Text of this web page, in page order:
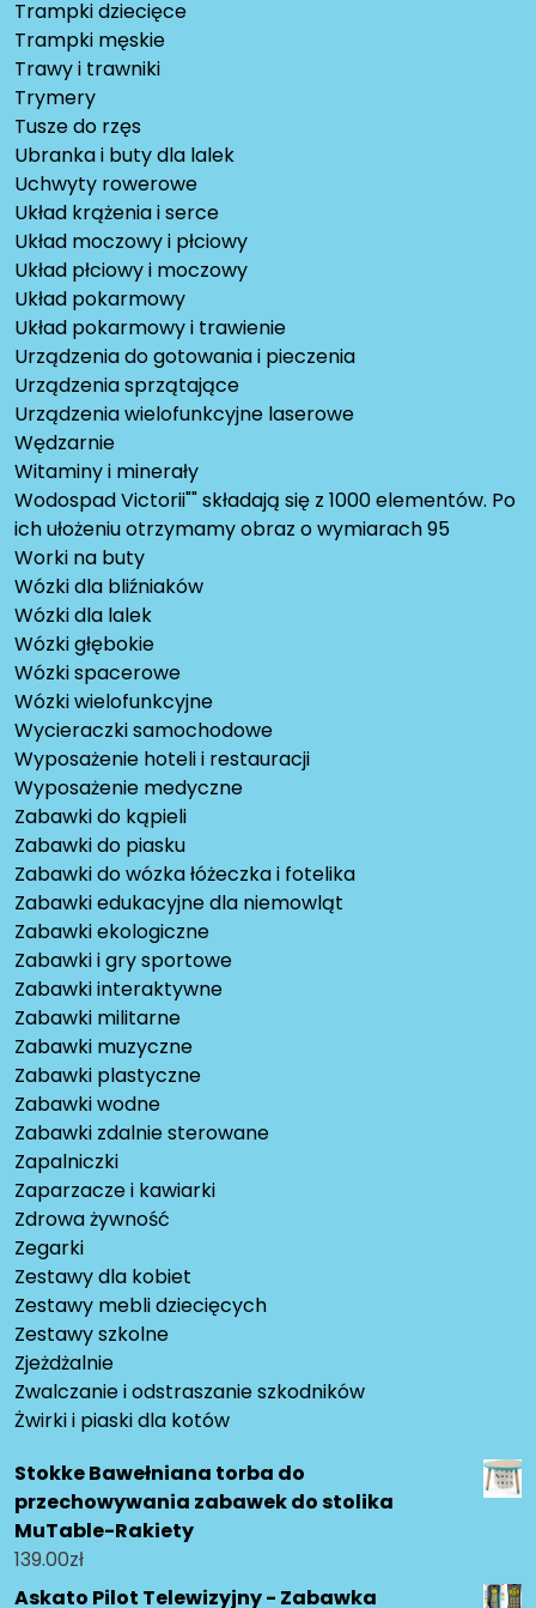
Trampki dziecięce
Trampki męskie
Trawy i trawniki
Trymery
Tusze do rzęs
Ubranka i buty dla lalek
Uchwyty rowerowe
Układ krążenia i serce
Układ moczowy i płciowy
Układ płciowy i moczowy
Układ pokarmowy
Układ pokarmowy i trawienie
Urządzenia do gotowania i pieczenia
Urządzenia sprzątające
Urządzenia wielofunkcyjne laserowe
Wędzarnie
Witaminy i minerały
Wodospad Victorii"" składają się z 1000 elementów. Po
ich ułożeniu otrzymamy obraz o wymiarach 95
Worki na buty
Wózki dla bliźniaków
Wózki dla lalek
Wózki głębokie
Wózki spacerowe
Wózki wielofunkcyjne
Wycieraczki samochodowe
Wyposażenie hoteli i restauracji
Wyposażenie medyczne
Zabawki do kąpieli
Zabawki do piasku
Zabawki do wózka łóżeczka i fotelika
Zabawki edukacyjne dla niemowląt
Zabawki ekologiczne
Zabawki i gry sportowe
Zabawki interaktywne
Zabawki militarne
Zabawki muzyczne
Zabawki plastyczne
Zabawki wodne
Zabawki zdalnie sterowane
Zapalniczki
Zaparzacze i kawiarki
Zdrowa żywność
Zegarki
Zestawy dla kobiet
Zestawy mebli dziecięcych
Zestawy szkolne
Zjeżdżalnie
Zwalczanie i odstraszanie szkodników
Żwirki i piaski dla kotów
Stokke Bawełniana torba do
przechowywania zabawek do stolika
MuTable-Rakiety
139.00zł
Askato Pilot Telewizyjny - Zabawka